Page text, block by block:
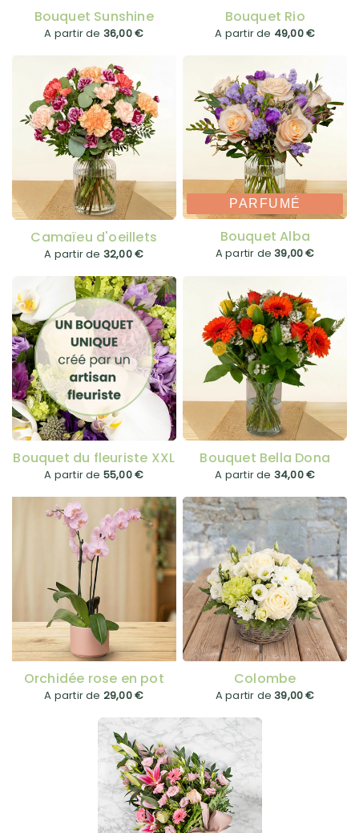
Bouquet Sunshine
A partir de 36,00 €
Bouquet Rio
A partir de 49,00 €
Camaïeu d'oeillets
A partir de 32,00 €
PARFUMÉ
Bouquet Alba
A partir de39,00 €
Bouquet du fleuriste XXL
A partir de 55,00 €
Bouquet Bella Dona
A partir de 34,00 €
Orchidée rose en pot
A partir de 29,00 €
Colombe
A partir de39,00 €